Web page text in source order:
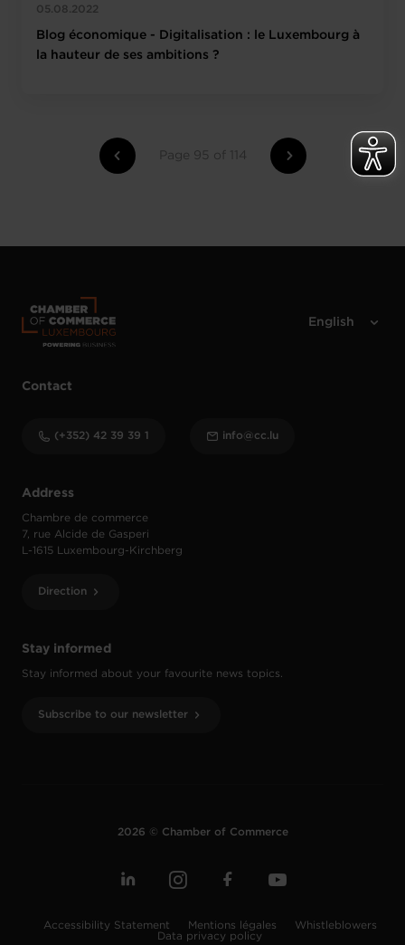
05.08.2022
Blog économique - Digitalisation : le Luxembourg à
la hauteur de ses ambitions ?
Page 95 of 114
Stay informed
Stay informed about your favourite news topics.
Subscribe to our newsletter
Address
Chambre de commerce
7, rue Alcide de Gasperi
L-1615 Luxembourg-Kirchberg
Direction
Contact
(+352) 42 39 39 1 info@cc.lu
2026 © Chamber of Commerce
Accessibility Statement Mentions légales
Whistleblowers
Data privacy policy